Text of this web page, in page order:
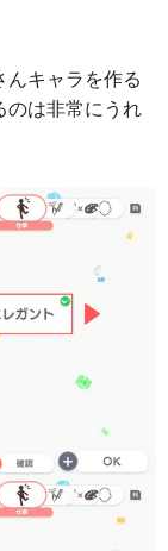
キャラを作る
のは非常にうれ